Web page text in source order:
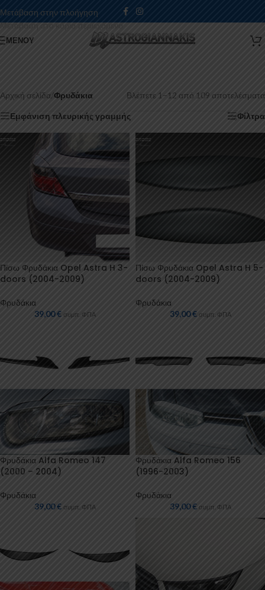
Μετάβαση στην πλοήγηση
Μετάβαση στο κύριο περιεχόμενο
ΜΕΝΟΎ
Αρχική σελίδα/Φρυδάκια Βλέπετε 1–12 από 109 αποτελέσματα
Εμφάνιση πλευρικής γραμμής Φίλτρα
Πίσω Φρυδάκια Opel Astra H 3-
doors (2004-2009)
Φρυδάκια
39,00€ συμπ. ΦΠΑ
Πίσω Φρυδάκια Opel Astra H 5-
doors (2004-2009)
Φρυδάκια
39,00€ συμπ. ΦΠΑ
Φρυδάκια Alfa Romeo 147
(2000 – 2004)
Φρυδάκια
39,00€ συμπ. ΦΠΑ
Φρυδάκια Alfa Romeo 156
(1996-2003)
Φρυδάκια
39,00€ συμπ. ΦΠΑ